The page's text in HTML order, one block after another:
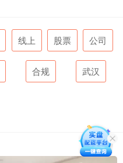
线上 股票 公司
合规 武汉